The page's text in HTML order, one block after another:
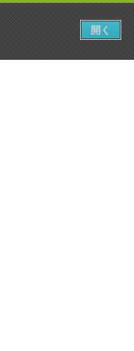
開く